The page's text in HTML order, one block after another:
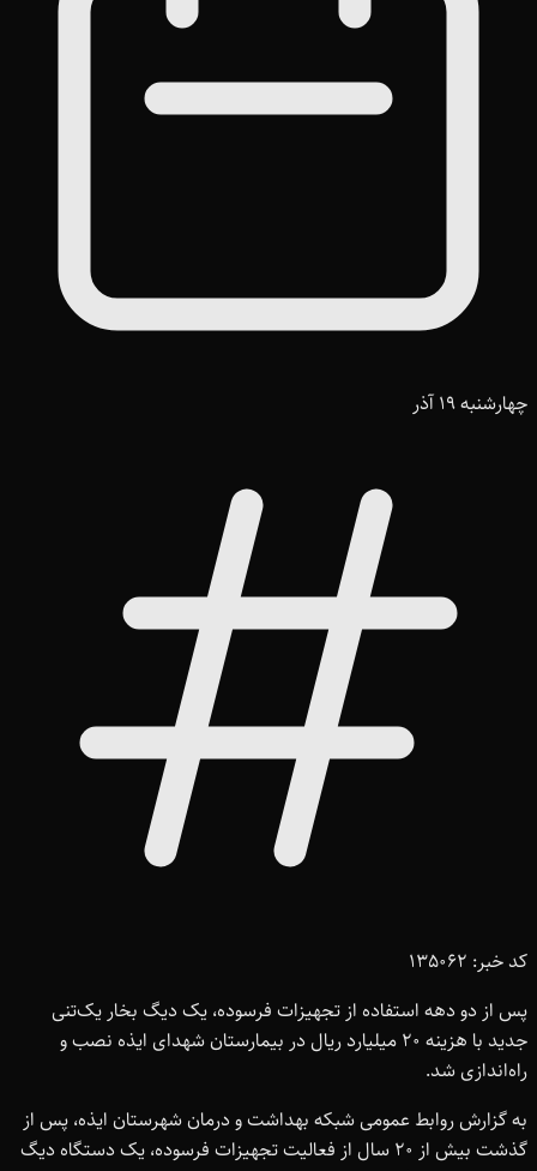
چهارشنبه 19 آذر
کد خبر: 135062
پس از دو دهه استفاده از تجهیزات فرسوده، یک دیگ بخار یک‌تنی
جدید با هزینه 20 میلیارد ریال در بیمارستان شهدای ایذه نصب و
راه‌اندازی شد.
به گزارش روابط عمومی شبکه بهداشت و درمان شهرستان ایذه، پس از
گذشت بیش از 20 سال از فعالیت تجهیزات فرسوده، یک دستگاه دیگ